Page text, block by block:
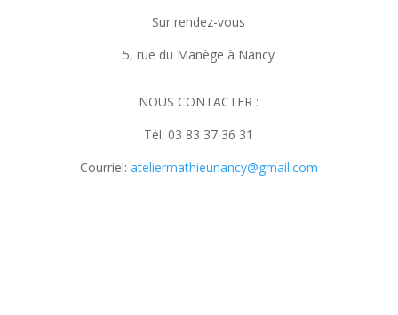
Sur rendez-vous
5, rue du Manège à Nancy
NOUS CONTACTER :
Tél: 03 83 37 36 31
Courriel: ateliermathieunancy@gmail.com